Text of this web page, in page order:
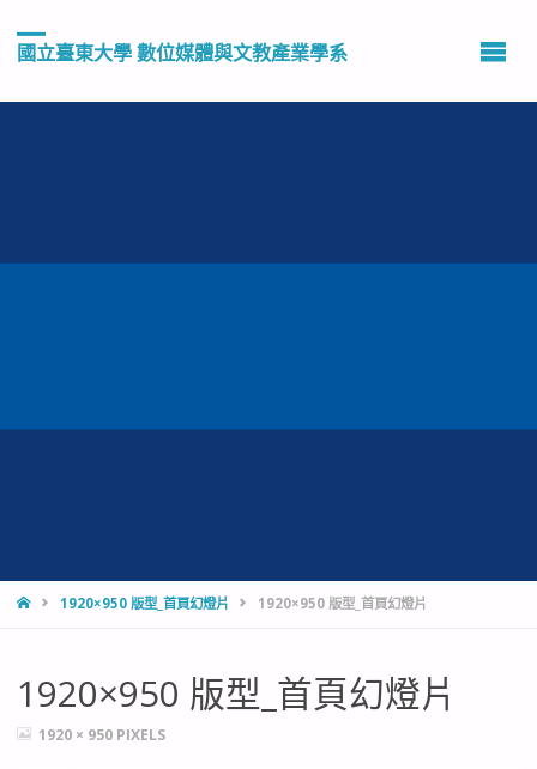
國立臺東大學 數位媒體與文教產業學系
HOME1920×950 版型_首頁幻燈片 1920×950 版型_首頁幻燈片
1920×950 版型_首頁幻燈片
FULL1920 × 950 PIXELS